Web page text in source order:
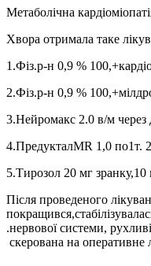
Метаболічна
Хвора отримала таке
1.Фіз.р-н 0,9 %
2.Фіз.р-н 0,9 %
3.Нейромакс 2.0 в/м
4.ПредукталMR 1,0 по1т.
5.Тирозол 20 мг зранку,10
Після проведеного
.нервової системи,
скерована на оперативне